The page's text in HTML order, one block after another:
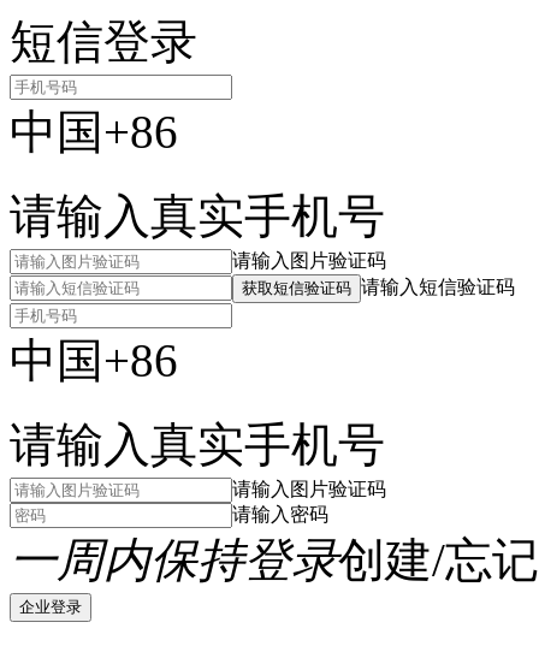
短信登录
中国+86
请输入真实手机号
请输入图片验证码
获取短信验证码 请输入短信验证码
中国+86
请输入真实手机号
请输入图片验证码
请输入密码
一周内保持登录创建/忘
企业登录